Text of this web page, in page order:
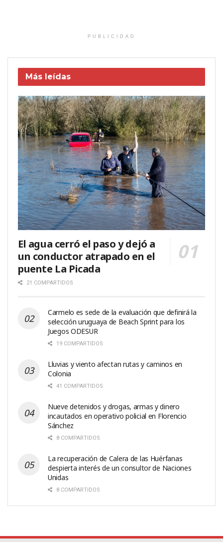
PUBLICIDAD
Más leídas
El agua cerró el paso y dejó a
un conductor atrapado en el
puente La Picada
21 COMPARTIDOS
Carmelo es sede de la evaluación que definirá la
selección uruguaya de Beach Sprint para los
Juegos ODESUR
19 COMPARTIDOS
Lluvias y viento afectan rutas y caminos en
Colonia
41 COMPARTIDOS
Nueve detenidos y drogas, armas y dinero
incautados en operativo policial en Florencio
Sánchez
8 COMPARTIDOS
La recuperación de Calera de las Huérfanas
despierta interés de un consultor de Naciones
Unidas
8 COMPARTIDOS